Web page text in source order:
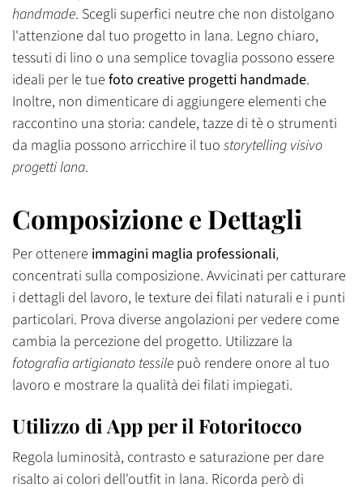
handmade. Scegli superfici neutre che non distolgano
l'attenzione dal tuo progetto in lana. Legno chiaro,
tessuti di lino o una semplice tovaglia possono essere
ideali per le tue foto creative progetti handmade.
Inoltre, non dimenticare di aggiungere elementi che
raccontino una storia: candele, tazze di tè o strumenti
da maglia possono arricchire il tuo storytelling visivo
progetti lana.
Composizione e Dettagli
Per ottenere immagini maglia professionali,
concentrati sulla composizione. Avvicinati per catturare
i dettagli del lavoro, le texture dei filati naturali e i punti
particolari. Prova diverse angolazioni per vedere come
cambia la percezione del progetto. Utilizzare la
fotografia artigianato tessile può rendere onore al tuo
lavoro e mostrare la qualità dei filati impiegati.
Utilizzo di App per il Fotoritocco
Regola luminosità, contrasto e saturazione per dare
risalto ai colori dell'outfit in lana. Ricorda però di